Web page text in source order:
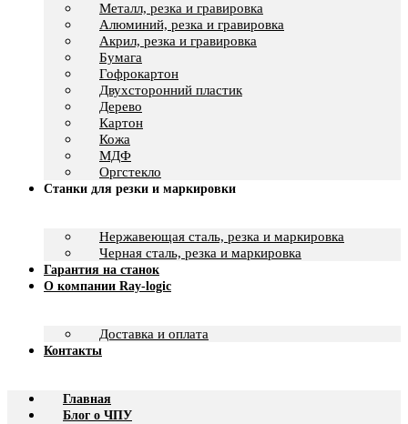
Металл, резка и гравировка
Алюминий, резка и гравировка
Акрил, резка и гравировка
Бумага
Гофрокартон
Двухсторонний пластик
Дерево
Картон
Кожа
МДФ
Оргстекло
Станки для резки и маркировки
Нержавеющая сталь, резка и маркировка
Черная сталь, резка и маркировка
Гарантия на станок
О компании Ray-logic
Доставка и оплата
Контакты
Главная
Блог о ЧПУ